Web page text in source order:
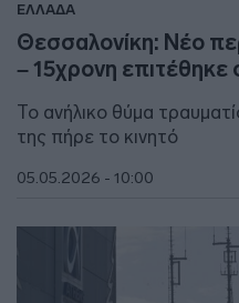
ΕΛΛΑΔΑ
Θεσσαλονίκη: Νέο
– 15χρονη επιτέθηκε
Το ανήλικο θύμα
της πήρε το κινητό
05.05.2026 - 10:00